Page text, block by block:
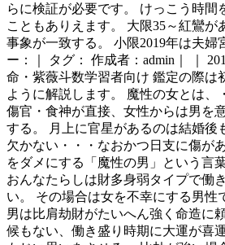
らに検証が必要です。 けっこう時間
こともありえます。 大限35～紅鸞が
事象が一致する。 小限2019年は夫婦
ー：｜ タグ： 作成者：admin｜ ｜
命・紫薇斗数学習者向け 鑑定の際は
ように解説します。 魔性の女とは、
傷官・食神が直接、女性からは男を
する。 月上に官星があるのは結婚後
欠かない・・・なおかつ日支に傷が
をダメにする「魔性の男」という言
おんなたらしは財多身弱タイプで働
い。 その場合は女を不幸にする男性
男は比肩劫財がたいへん強く命造に
候もない、働き盛り時期に大運が喜